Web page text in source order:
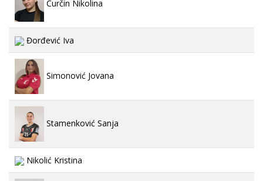
Ćurčin Nikolina
Đorđević Iva
Simonović Jovana
Stamenković Sanja
Nikolić Kristina